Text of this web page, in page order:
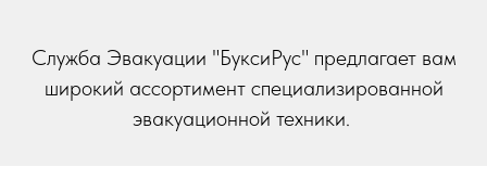
Служба Эвакуации "БуксиРус" предлагает вам
широкий ассортимент специализированной
эвакуационной техники.